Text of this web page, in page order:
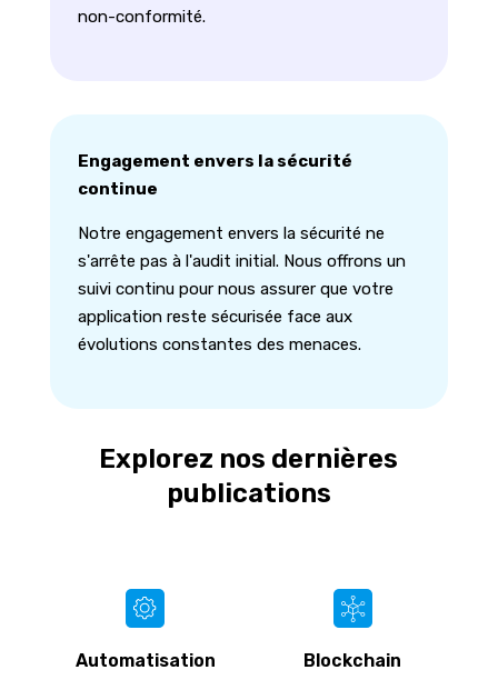
non-conformité.
Engagement envers la sécurité
continue
Notre engagement envers la sécurité ne
s'arrête pas à l'audit initial. Nous offrons un
suivi continu pour nous assurer que votre
application reste sécurisée face aux
évolutions constantes des menaces.
Explorez nos dernières
publications
Blockchain Cybersécurité